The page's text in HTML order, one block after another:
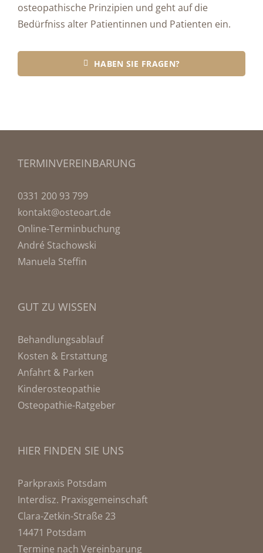
osteopathische Prinzipien und geht auf die
Bedürfniss alter Patientinnen und Patienten ein.
HABEN SIE FRAGEN?
TERMINVEREINBARUNG
0331 200 93 799
kontakt@osteoart.de
Online-Terminbuchung
André Stachowski
Manuela Steffin
GUT ZU WISSEN
Behandlungsablauf
Kosten & Erstattung
Anfahrt & Parken
Kinderosteopathie
Osteopathie-Ratgeber
HIER FINDEN SIE UNS
Parkpraxis Potsdam
Interdisz. Praxisgemeinschaft
Clara-Zetkin-Straße 23
14471 Potsdam
Termine nach Vereinbarung